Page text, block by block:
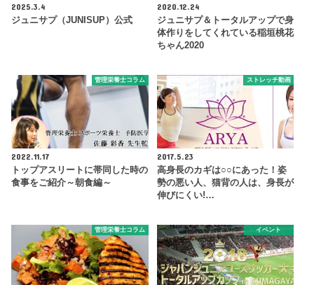
2025.3.4
ジュニサプ（JUNISUP）公式
2020.12.24
ジュニサプ＆トータルアップで身
体作りをしてくれている稲垣桃花
ちゃん2020
管理栄養士コラム
2022.11.17
トップアスリートに帯同した時の
食事をご紹介～朝食編～
ストレッチ動画
2017.5.23
高身長のカギは○○にあった！姿
勢の悪い人、猫背の人は、身長が
伸びにくい!…
管理栄養士コラム イベント